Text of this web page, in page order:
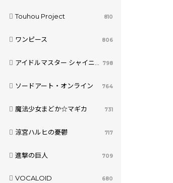
Touhou Project 810
ワンピース 806
アイドルマスター シャイニーカラーズ 798
ソードアート・オンライン 764
魔法少女まどか☆マギカ 731
涼宮ハルヒの憂鬱 717
進撃の巨人 709
VOCALOID 680